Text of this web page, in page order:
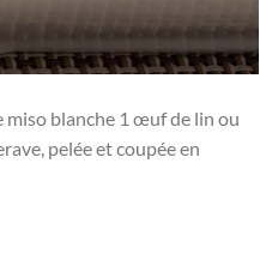
miso blanche 1 œuf de lin ou
pelée et coupée en